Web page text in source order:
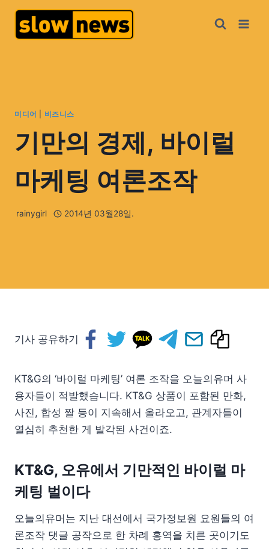
미디어 비즈니스
기만의 경제, 바이럴
마케팅 여론조작
rainygirl 2014년 03월28일.
기사 공유하기
KT&G의 ‘바이럴 마케팅’ 여론 조작을 오늘의유머 사
용자들이 적발했습니다. KT&G 상품이 포함된 만화,
사진, 합성 짤 등이 지속해서 올라오고, 관계자들이
열심히 추천한 게 발각된 사건이죠.
KT&G, 오유에서 기만적인 바이럴 마
케팅 벌이다
오늘의유머는 지난 대선에서 국가정보원 요원들의 여
론조작 댓글 공작으로 한 차례 홍역을 치른 곳이기도